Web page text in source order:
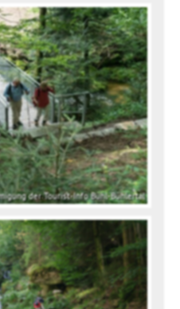
der Tourist-Info Bühl-Bühlertal